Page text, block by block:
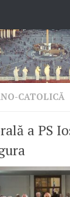
CATOLICĂ
a PS